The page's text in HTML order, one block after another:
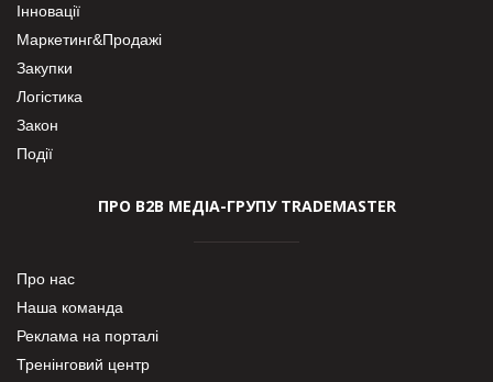
Інновації
Маркетинг&Продажі
Закупки
Логістика
Закон
Події
ПРО В2В МЕДІА-ГРУПУ TRADEMASTER
Про нас
Наша команда
Реклама на порталі
Тренінговий центр